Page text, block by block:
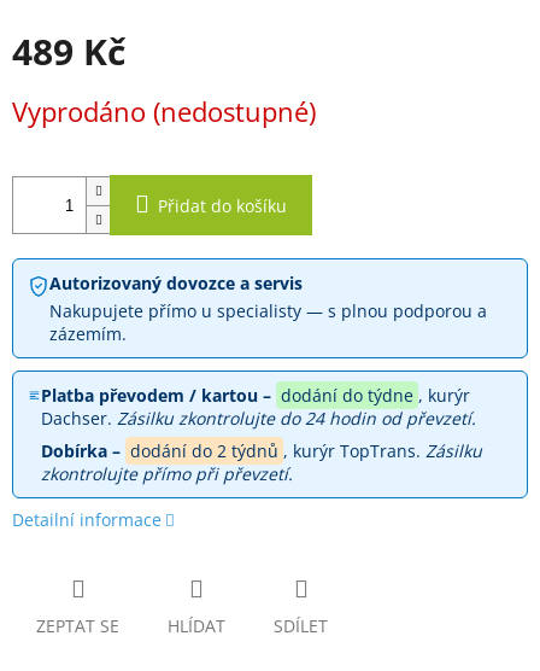
489 Kč
cena:
Vyprodáno (nedostupné)
Přidat do košíku
Autorizovaný dovozce a servis
Nakupujete přímo u specialisty — s plnou podporou a
zázemím.
Platba převodem / kartou – dodání do týdne , kurýr
Dachser. Zásilku zkontrolujte do 24 hodin od převzetí.
Dobírka – dodání do 2 týdnů , kurýr TopTrans. Zásilku
zkontrolujte přímo při převzetí.
Detailní informace
ZEPTAT SE HLÍDAT SDÍLET